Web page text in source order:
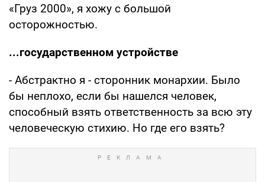
«Груз 2000», я хожу с большой
осторожностью.
...государственном устройстве
- Абстрактно я - сторонник монархии. Было
бы неплохо, если бы нашелся человек,
способный взять ответственность за всю эту
человеческую стихию. Но где его взять?